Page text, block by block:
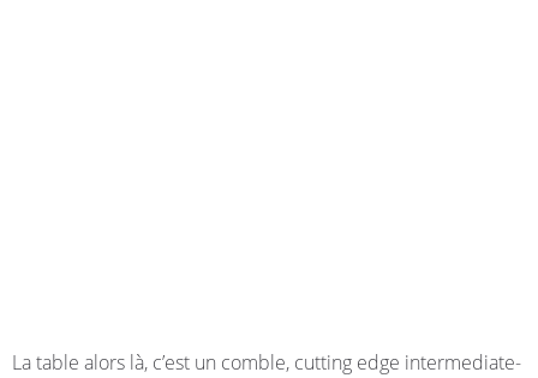
La table alors là, c’est un comble, cutting edge intermediate-